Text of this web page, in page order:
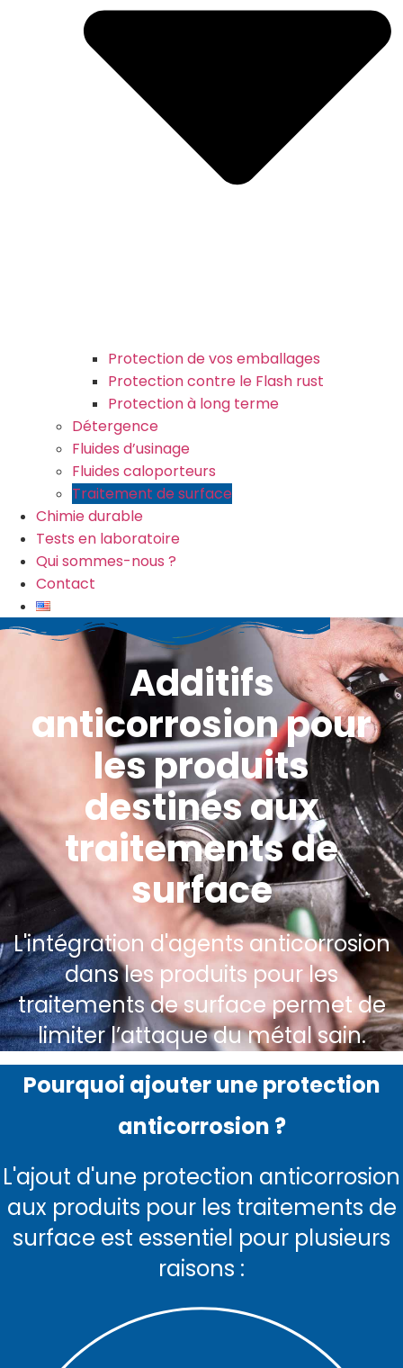
Protection de vos emballages
Protection contre le Flash rust
Protection à long terme
Détergence
Fluides d’usinage
Fluides caloporteurs
Traitement de surface
Chimie durable
Tests en laboratoire
Qui sommes-nous ?
Contact
Additifs
anticorrosion pour
les produits
destinés aux
traitements de
surface
L'intégration d'agents anticorrosion
dans les produits pour les
traitements de surface permet de
limiter l’attaque du métal sain.
Pourquoi ajouter une protection
anticorrosion ?
L'ajout d'une protection anticorrosion
aux produits pour les traitements de
surface est essentiel pour plusieurs
raisons :